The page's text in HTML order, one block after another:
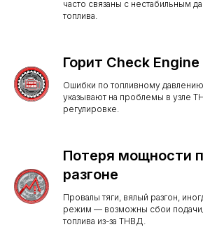
часто связаны с нестабильным
топлива.
Горит Check Engine
Ошибки по топливному
указывают на проблемы в узле
регулировке.
Потеря мощности
разгоне
Провалы тяги, вялый разгон,
режим — возможны сбои
топлива из-за ТНВД.